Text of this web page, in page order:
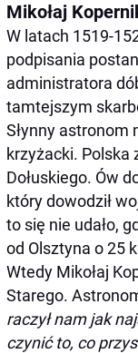
Mikołaj
W latach 1519-
podpisania
administratora
tamtejszym
Słynny astronom
krzyżacki. Polska
Dołuskiego. Ów
który dowodził
to się nie udało,
od Olsztyna o 25
Wtedy Mikołaj
Starego.
raczył nam jak
czynić to, co